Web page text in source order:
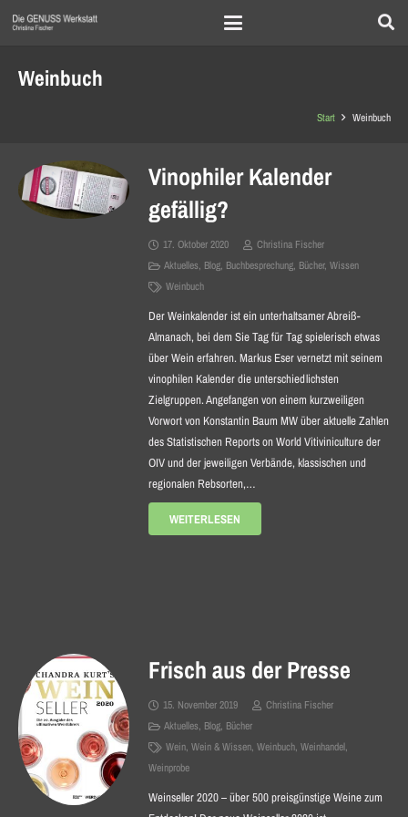
Weinbuch
Start Weinbuch
Vinophiler Kalender
gefällig?
17. Oktober 2020
Christina Fischer
Aktuelles, Blog, Buchbesprechung, Bücher,Wissen
Weinbuch
Der Weinkalender ist ein unterhaltsamer Abreiß-
Almanach, bei dem Sie Tag für Tag spielerisch etwas
über Wein erfahren. Markus Eser vernetzt mit seinem
vinophilen Kalender die unterschiedlichsten
Zielgruppen. Angefangen von einem kurzweiligen
Vorwort von Konstantin Baum MW über aktuelle Zahlen
des Statistischen Reports on World Vitiviniculture der
OIV und der jeweiligen Verbände, klassischen und
regionalen Rebsorten,…
WEITERLESEN
Frisch aus der Presse
15. November 2019
Christina Fischer
Aktuelles, Blog, Bücher
Wein,Wein & Wissen,Weinbuch,Weinhandel,
Weinprobe
Weinseller 2020 – über 500 preisgünstige Weine zum